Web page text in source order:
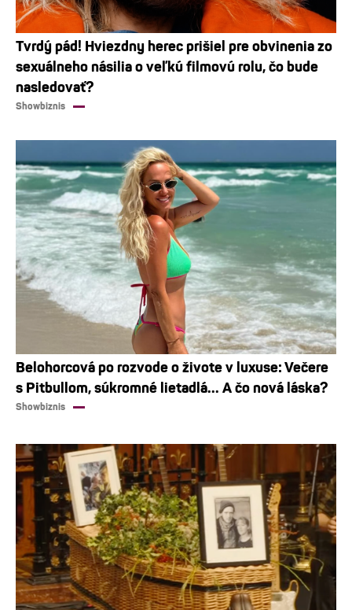
Tvrdý pád! Hviezdny herec prišiel pre obvinenia zo
sexuálneho násilia o veľkú filmovú rolu, čo bude
nasledovať?
Showbiznis
Belohorcová po rozvode o živote v luxuse: Večere
s Pitbullom, súkromné lietadlá... A čo nová láska?
Showbiznis